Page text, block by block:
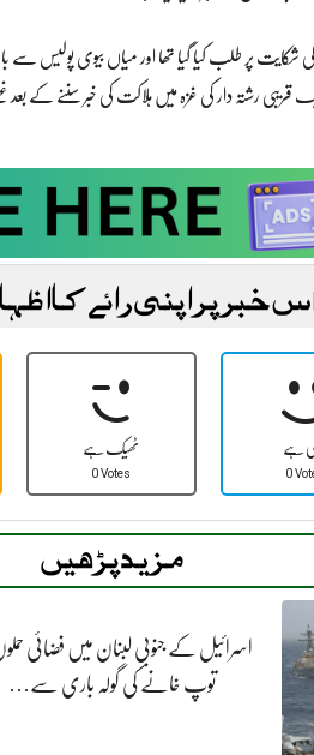
شکایت پر طلب کیا گیا تھا اور میاں بیوی
رشتہ دار کی غزہ میں ہلاکت کی خبر سننے کے بعد
خبر پر اپنی رائے کا
ٹھیک ہے
0 Votes
ہے
0
مزید پڑھیں
اسرائیل کے جنوبی لبنان میں فضائی
توپ خانے کی گولہ باری سے…